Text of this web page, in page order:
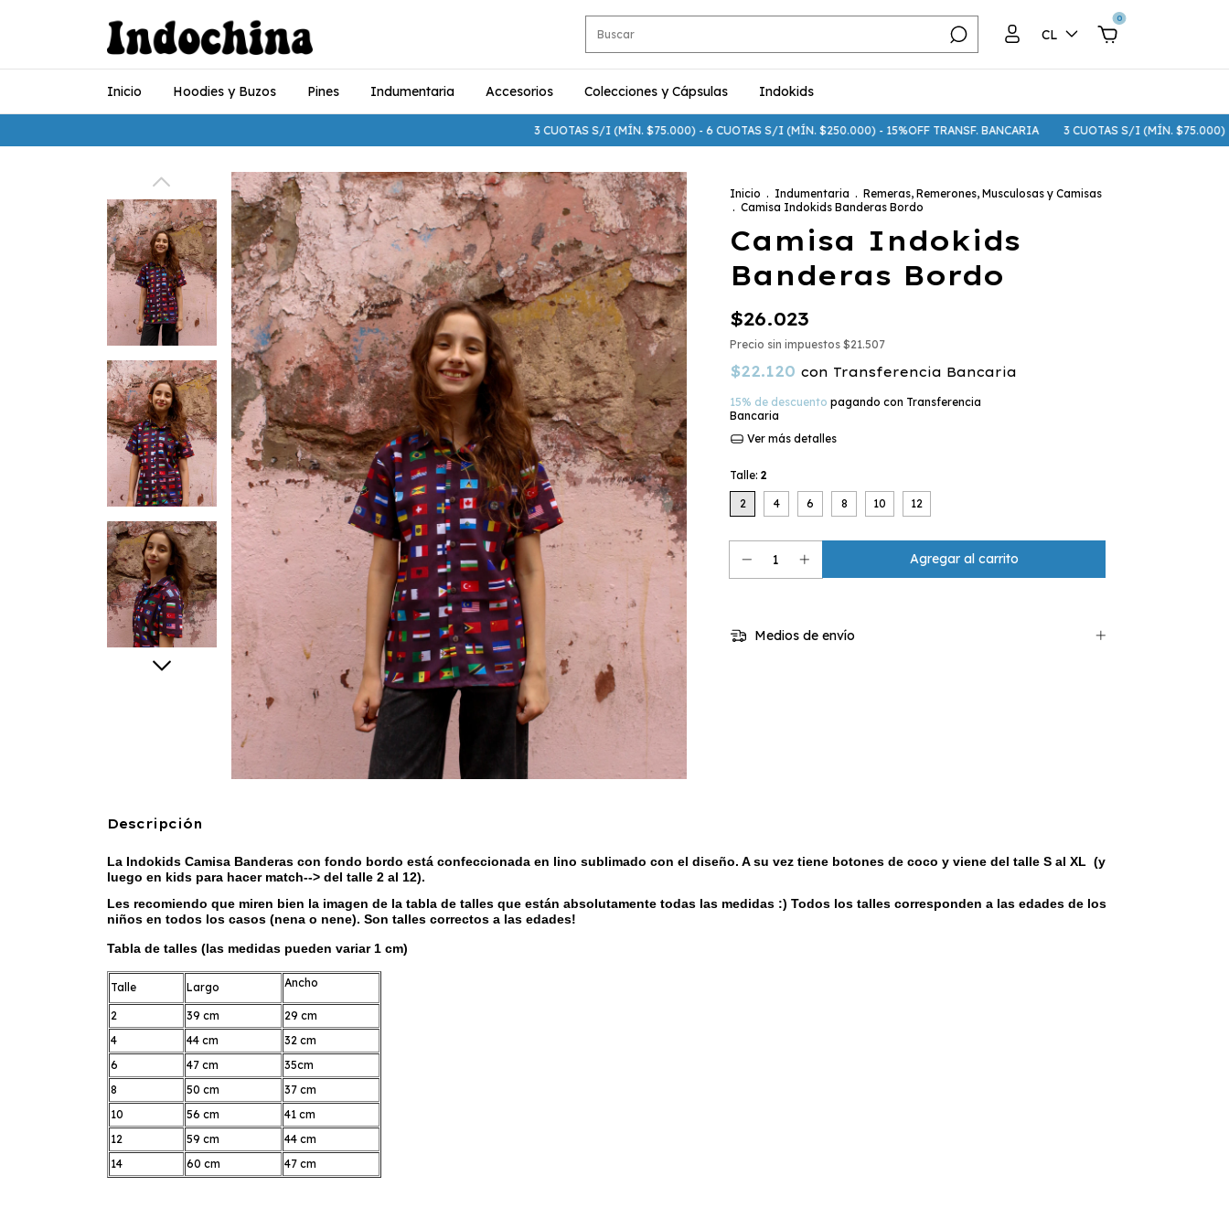
CL
0
Inicio Hoodies y Buzos Pines Indumentaria Accesorios Colecciones y Cápsulas Indokids
3 CUOTAS S/I (MÍN. $75.000) - 6 CUOTAS S/I (MÍN. $250.000) - 15%OFF TRANSF. BANCARIA 3 CUOTAS S/I (MÍN. $75.000) - 6
Inicio . Indumentaria . Remeras, Remerones, Musculosas y Camisas
. Camisa Indokids Banderas Bordo
Camisa Indokids
Banderas Bordo
$26.023
Precio sin impuestos $21.507
$22.120 con Transferencia Bancaria
15% de descuento pagando con Transferencia
Bancaria
Ver más detalles
Talle: 2
2 4 6 8 10 12
Medios de envío
Descripción
La Indokids Camisa Banderas con fondo bordo está confeccionada en lino sublimado con el diseño. A su vez tiene botones de coco y viene del talle S al XL (y
luego en kids para hacer match--> del talle 2 al 12).
Les recomiendo que miren bien la imagen de la tabla de talles que están absolutamente todas las medidas :) Todos los talles corresponden a las edades de los
niños en todos los casos (nena o nene). Son talles correctos a las edades!
Tabla de talles (las medidas pueden variar 1 cm)
Talle Largo Ancho
2 39 cm
29 cm
4
44 cm
32 cm
6
47 cm
35cm
8
50 cm
37 cm
10
56 cm
41 cm
12
59 cm
44 cm
14
60 cm 47 cm